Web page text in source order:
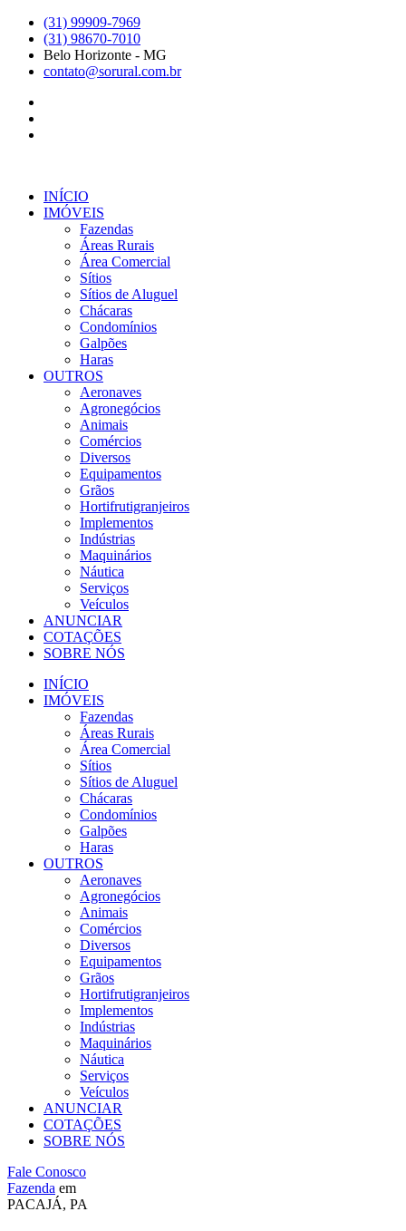
para
conteúdo
(31) 99909-7969
(31) 98670-7010
Belo Horizonte - MG
contato@sorural.com.br
INÍCIO
IMÓVEIS
Fazendas
Áreas Rurais
Área Comercial
Sítios
Sítios de Aluguel
Chácaras
Condomínios
Galpões
Haras
OUTROS
Aeronaves
Agronegócios
Animais
Comércios
Diversos
Equipamentos
Grãos
Hortifrutigranjeiros
Implementos
Indústrias
Maquinários
Náutica
Serviços
Veículos
ANUNCIAR
COTAÇÕES
SOBRE NÓS
INÍCIO
IMÓVEIS
Fazendas
Áreas Rurais
Área Comercial
Sítios
Sítios de Aluguel
Chácaras
Condomínios
Galpões
Haras
OUTROS
Aeronaves
Agronegócios
Animais
Comércios
Diversos
Equipamentos
Grãos
Hortifrutigranjeiros
Implementos
Indústrias
Maquinários
Náutica
Serviços
Veículos
ANUNCIAR
COTAÇÕES
SOBRE NÓS
Fale Conosco
Fazenda em
PACAJÁ, PA